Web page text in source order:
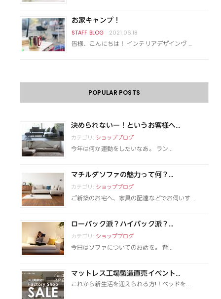
お家キャンプ！
2021.06.18
皆様、こんにちは！ インテリアデザインヴ …
POPULAR POSTS
決められないー！というお客様へ...
カテゴリ: ショップブログ
今年は何か運動をしたいなあ。 ラン...
マチルダソファの魅力って何？...
カテゴリ: ショップブログ
ご新築のお宅へ、家具の配達などでお伺いす...
ローバック派？ハイバック派？...
カテゴリ: ショップブログ
今日はソファについてのお話を。 背...
マットレス工場製造直売イベント...
これから新生活を迎えられる方!！ベッドを...